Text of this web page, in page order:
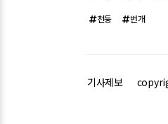
천둥 번개
기사제보